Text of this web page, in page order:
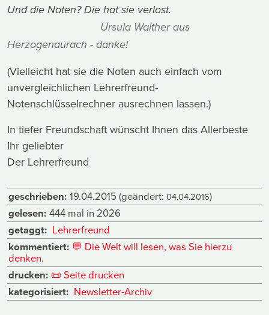
Und die Noten? Die hat sie verlost.
Ursula Walther aus
Herzogenaurach - danke!
(Vielleicht hat sie die Noten auch einfach vom
unvergleichlichen Lehrerfreund-
Notenschlüsselrechner ausrechnen lassen.)
In tiefer Freundschaft wünscht Ihnen das Allerbeste
Ihr geliebter
Der Lehrerfreund
geschrieben: 19.04.2015 (geändert: 04.04.2016)
gelesen: 444 mal in 2026
getaggt: Lehrerfreund
kommentiert: 💬 Die Welt will lesen, was Sie hierzu
denken.
drucken: 📜 Seite drucken
kategorisiert: Newsletter-Archiv